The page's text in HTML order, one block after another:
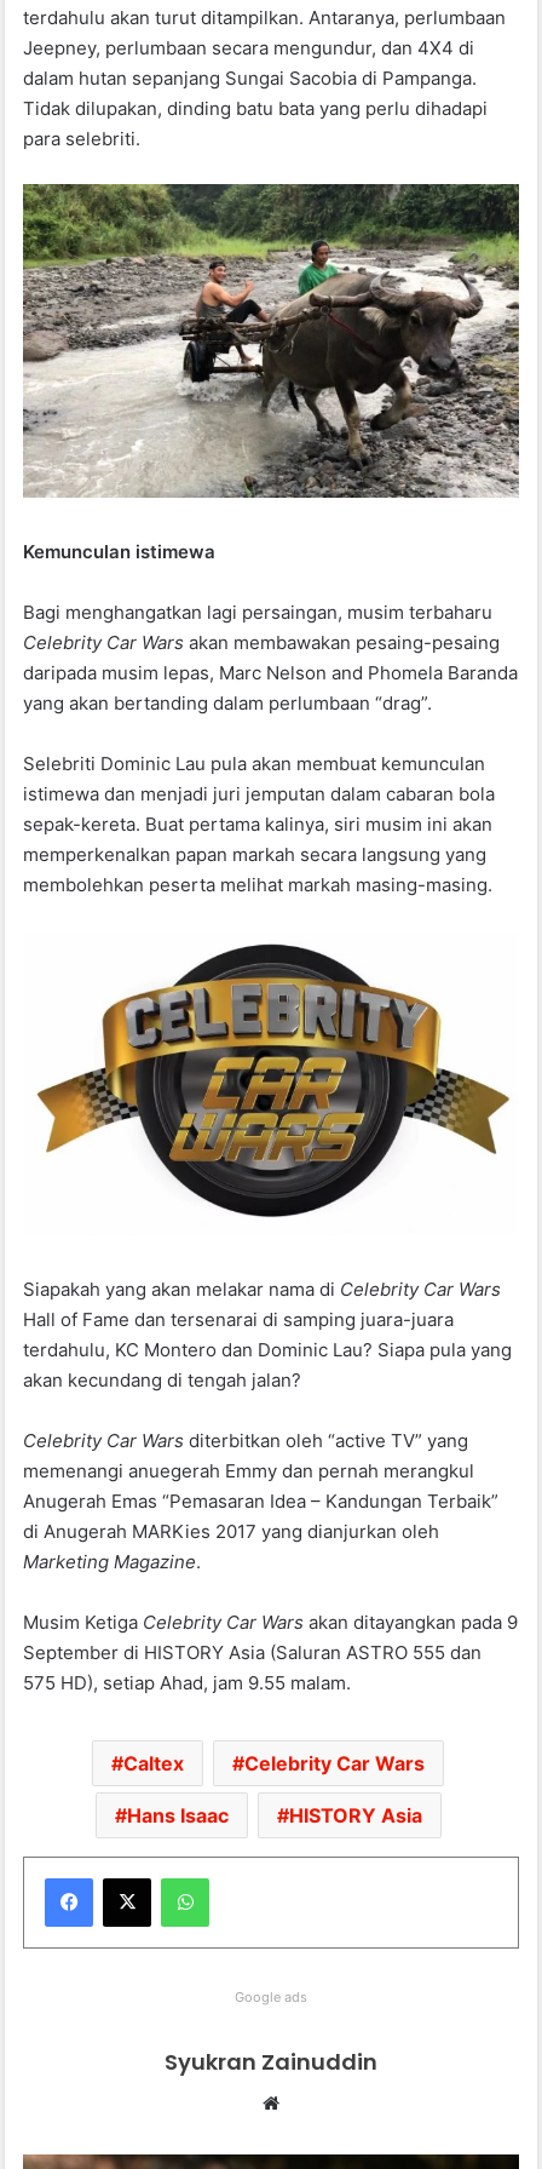
terdahulu akan turut ditampilkan. Antaranya, perlumbaan
Jeepney, perlumbaan secara mengundur, dan 4X4 di
dalam hutan sepanjang Sungai Sacobia di Pampanga.
Tidak dilupakan, dinding batu bata yang perlu dihadapi
para selebriti.
Kemunculan istimewa
Bagi menghangatkan lagi persaingan, musim terbaharu
Celebrity Car Warsakan membawakan pesaing-pesaing
daripada musim lepas, Marc Nelson and Phomela Baranda
yang akan bertanding dalam perlumbaan “drag”.
Selebriti Dominic Lau pula akan membuat kemunculan
istimewa dan menjadi juri jemputan dalam cabaran bola
sepak-kereta. Buat pertama kalinya, siri musim ini akan
memperkenalkan papan markah secara langsung yang
membolehkan peserta melihat markah masing-masing.
Siapakah yang akan melakar nama di Celebrity Car Wars
Hall of Fame dan tersenarai di samping juara-juara
terdahulu, KC Montero dan Dominic Lau? Siapa pula yang
akan kecundang di tengah jalan?
Celebrity Car Warsditerbitkan oleh “active TV” yang
memenangi anuegerah Emmy dan pernah merangkul
Anugerah Emas “Pemasaran Idea – Kandungan Terbaik”
di Anugerah MARKies 2017 yang dianjurkan oleh
Marketing Magazine.
Musim Ketiga Celebrity Car Wars akan ditayangkan pada 9
September di HISTORY Asia (Saluran ASTRO 555 dan
575 HD), setiap Ahad, jam 9.55 malam.
Caltex Celebrity Car Wars
Hans Isaac HISTORY Asia
Google ads
Syukran Zainuddin
te